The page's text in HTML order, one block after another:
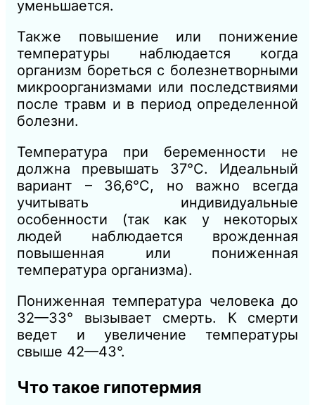
уменьшается.
Также повышение или понижение
температуры наблюдается когда
организм бореться с болезнетворными
микроорганизмами или последствиями
после травм и в период определенной
болезни.
Температура при беременности не
должна превышать 37°С. Идеальный
вариант – 36,6°С, но важно всегда
учитывать индивидуальные
особенности (так как у некоторых
людей наблюдается врожденная
повышенная или пониженная
температура организма).
Пониженная температура человека до
32—33° вызывает смерть. К смерти
ведет и увеличение температуры
свыше 42—43°.
Что такое гипотермия